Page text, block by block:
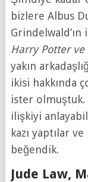
bizlere Albus
Harry Potter ve
yakın
ikisi hakkında
ister olmuştuk.
ilişkiyi
kazı yaptılar
beğendik.
Jude Law,